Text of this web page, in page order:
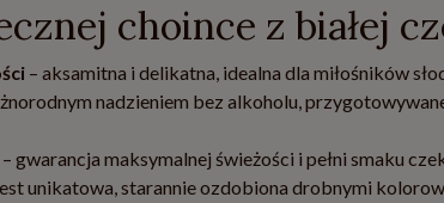
choince z białej
– aksamitna i delikatna, idealna dla miłośników
nadzieniem bez alkoholu,
– gwarancja maksymalnej świeżości i pełni smaku
unikatowa, starannie ozdobiona drobnymi